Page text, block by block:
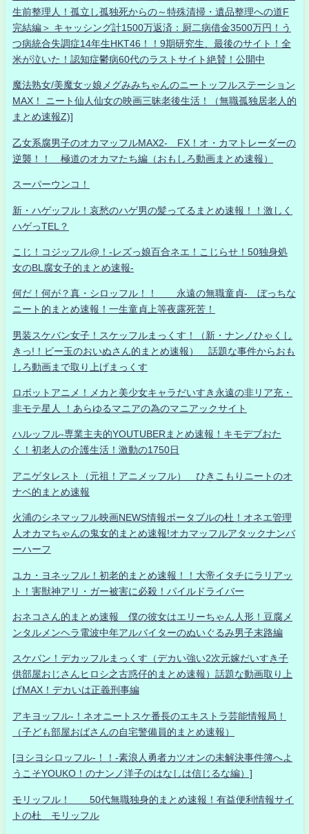
生前整理人！孤立し孤独死からの～特殊清掃・遺品整理への道F
完結編＞ キャッシング計1500万返済：厨二病借金3500万円！う
つ病統合失調症14年生HKT46！！9期研究生、最後のサイト！全
米が泣いた！認知症鬱病60代のラストサイト絶賛！公開中
魔法熟女/美魔女ッ娘メグみみちゃんのニートッフルステーション
MAX！ ニート仙人仙女の映画三昧老後生活！（無職孤独居老人的
まとめ速報Z)]
乙女系腐男子のオカマッフルMAX2- FX！オ・カマトレーダーの
逆襲！！ 極道のオカマたち編（おもしろ動画まとめ速報）
スーパーウンコ！
新・ハゲッフル！哀愁のハゲ男の髪ってるまとめ速報！！激しく
ハゲっTEL？
こじ！コジッフル@！-レズっ娘百合ネエ！こじらせ！50独身処
女のBL腐女子的まとめ速報-
何だ！何が？真・シロッフル！！ 永遠の無職童貞- ぼっちな
ニート的まとめ速報！一生童貞上等夜露死苦！
男装スケバン女子！スケッフルまっくす！（新・ナンノひゃくし
きっ!！ビー玉のおいぬさん的まとめ速報） 話題な事件からおも
しろ動画まで取り上げまっくす
ロボットアニメ！メカと美少女キャラだいすき永遠の非リア充・
非モテ星人 ！あらゆるマニアの為のマニアックサイト
ハルッフル-専業主夫的YOUTUBERまとめ速報！キモデブおた
く！初老人の介護生活！激動の1750日
アニゲタレスト（元祖！アニメッフル） ひきこもりニートのオ
ナベ的まとめ速報
火浦のシネマッフル映画NEWS情報ポータブルの杜！オネエ管理
人オカマちゃんの鬼女的まとめ速報!オカマッフルアタックナンバ
ーハーフ
ユカ・ヨネッフル！初老的まとめ速報！！大帝イタチにラリアッ
ト！害獣神アリ・ガー被害に必殺！パイルドライバー
おネコさん的まとめ速報 僕の彼女はエリーちゃん人形！豆腐メ
ンタルメンヘラ電波中年アルバイターのぬいぐるみ男子末路編
スケバン！デカッフルまっくす（デカい強い2次元嫁だいすき子
供部屋おじさんヒロシ之古惑仔的まとめ速報）話題な動画取り上
げMAX！デカいは正義刑事編
アキヨッフル-！ネオニートスケ番長のエキストラ芸能情報局！
（子ども部屋おばさんの自宅警備員的まとめ速報）
[ヨシヨシロッフル-！！-素浪人勇者カツオンの未解決事件簿へよ
うこそYOUKO！のナンノ洋子のはなしは信じるな編）]
モリッフル！ 50代無職独身的まとめ速報！有益便利情報サイ
トの杜 モリッフル